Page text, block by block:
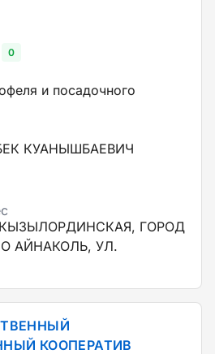
0
и посадочного
КУАНЫШБАЕВИЧ
КЫЗЫЛОРДИНСКАЯ, ГОРОД
АЙНАКОЛЬ, УЛ.
КООПЕРАТИВ